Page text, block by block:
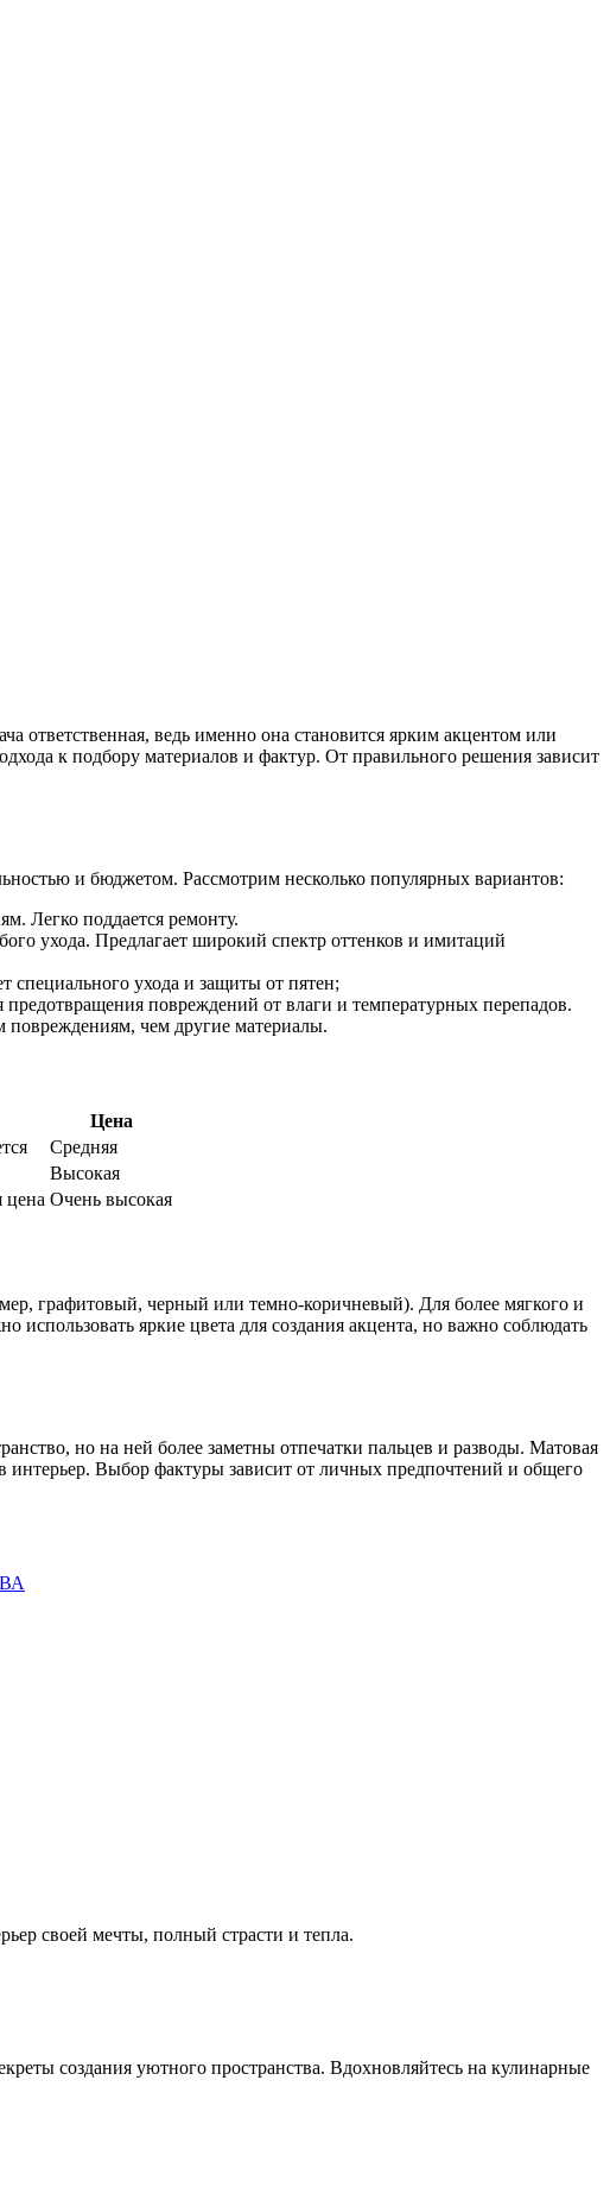
ответственная, ведь именно она становится ярким акцентом или
к подбору материалов и фактур. От правильного решения зависит
и бюджетом. Рассмотрим несколько популярных вариантов:
Легко поддается ремонту.
ухода. Предлагает широкий спектр оттенков и имитаций
ухода и защиты от пятен;
повреждений от влаги и температурных перепадов.
чем другие материалы.
Цена
Средняя
Высокая
цена Очень высокая
графитовый, черный или темно-коричневый). Для более мягкого и
яркие цвета для создания акцента, но важно соблюдать
но на ней более заметны отпечатки пальцев и разводы. Матовая
интерьер. Выбор фактуры зависит от личных предпочтений и общего
своей мечты, полный страсти и тепла.
создания уютного пространства. Вдохновляйтесь на кулинарные